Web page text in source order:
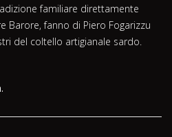
familiare direttamente
Barore, fanno di Piero Fogarizzu
del coltello artigianale sardo.